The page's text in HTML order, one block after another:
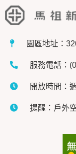
園區地址：
服務電話：
開放時間：
提醒：戶外